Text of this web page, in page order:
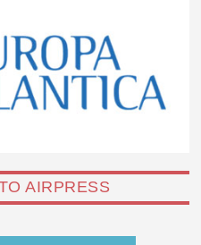
AIRPRESS